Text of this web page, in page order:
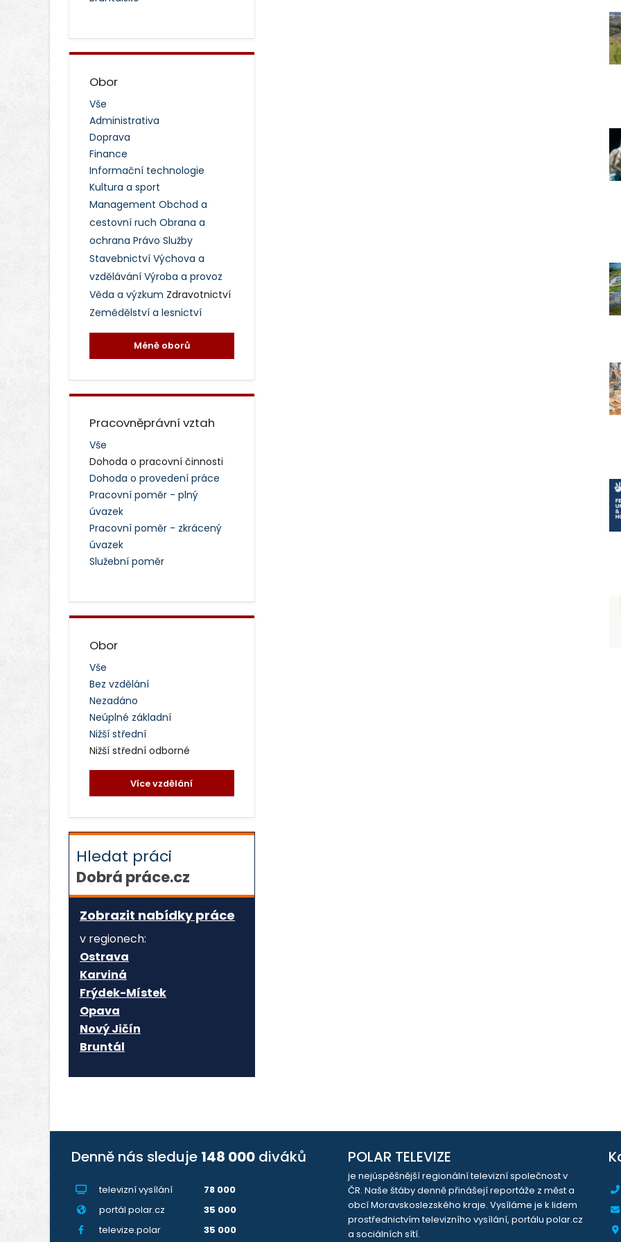
Obor
Vše
Administrativa
Doprava
Finance
Informační technologie
Kultura a sport
Management Obchod a
cestovní ruch Obrana a
ochrana Právo Služby
Stavebnictví Výchova a
vzdělávání Výroba a provoz
Věda a výzkum Zdravotnictví
Zemědělství a lesnictví
Méně oborů
Pracovněprávní vztah
Vše
Dohoda o pracovní činnosti
Dohoda o provedení práce
Pracovní poměr - plný
úvazek
Pracovní poměr - zkrácený
úvazek
Služební poměr
Obor
Vše
Bez vzdělání
Nezadáno
Neúplné základní
Nižší střední
Nižší střední odborné
Více vzdělání
Hledat práci
Dobrá práce.cz
Zobrazit nabídky práce
v regionech:
Ostrava
Karviná
Frýdek-Místek
Opava
Nový Jičín
Bruntál
Denně nás sleduje 148 000 diváků
televizní vysílání
78 000
portál polar.cz
35 000
televize.polar
35 000
POLAR TELEVIZE
je nejúspěšnější regionální televizní společnost v
ČR. Naše štáby denně přinášejí reportáže z měst a
obcí Moravskoslezského kraje. Vysíláme je k lidem
prostřednictvím televizního vysílání, portálu polar.cz
a sociálních sítí.